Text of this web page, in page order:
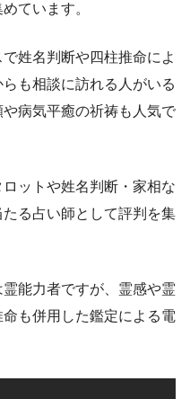
ています。
姓名判断や四柱推命によ
も相談に訪れる人がいる
病気平癒の祈祷も人気で
ットや姓名判断・家相な
る占い師として評判を集
霊能力者ですが、霊感や霊
も併用した鑑定による電